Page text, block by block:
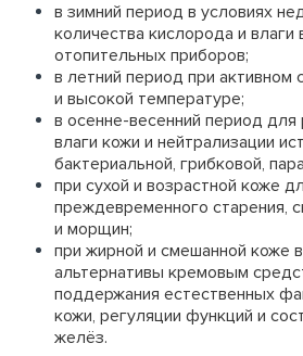
в зимний период в условиях
количества кислорода и влаги
отопительных приборов;
в летний период при активном
и высокой температуре;
в осенне-весенний период для
влаги кожи и нейтрализации
бактериальной, грибковой,
при сухой и возрастной коже
преждевременного старения,
и морщин;
при жирной и смешанной коже
альтернативы кремовым
поддержания естественных
кожи, регуляции функций и
желёз.